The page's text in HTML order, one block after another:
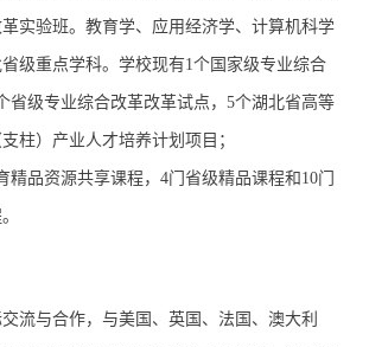
实验班。教育学、应用经济学、计算机科学
级重点学科。学校现有1个国家级专业综合
省级专业综合改革改革试点，5个湖北省高等
柱）产业人才培养计划项目；
精品资源共享课程，4门省级精品课程和10门
流与合作，与美国、英国、法国、澳大利